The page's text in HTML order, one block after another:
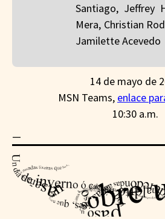
Santiago, Jeffrey
Mera, Christian
Jamilette Acevedo
14 de mayo de
MSN Teams, enlace
10:30 a.m.
—